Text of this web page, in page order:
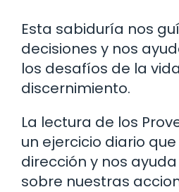
Esta sabiduría nos
decisiones y nos
los desafíos de la
discernimiento.
La lectura de los
un ejercicio diario
dirección y nos
sobre nuestras